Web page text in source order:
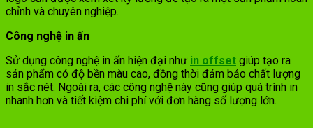
chỉnh và chuyên nghiệp.
Công nghệ in ấn
Sử dụng công nghệ in ấn hiện đại như in offset giúp tạo ra
sản phẩm có độ bền màu cao, đồng thời đảm bảo chất lượng
in sắc nét. Ngoài ra, các công nghệ này cũng giúp quá trình in
nhanh hơn và tiết kiệm chi phí với đơn hàng số lượng lớn.